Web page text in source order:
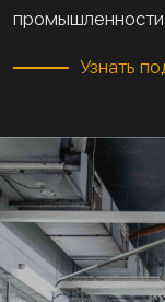
промышленности
Узнать